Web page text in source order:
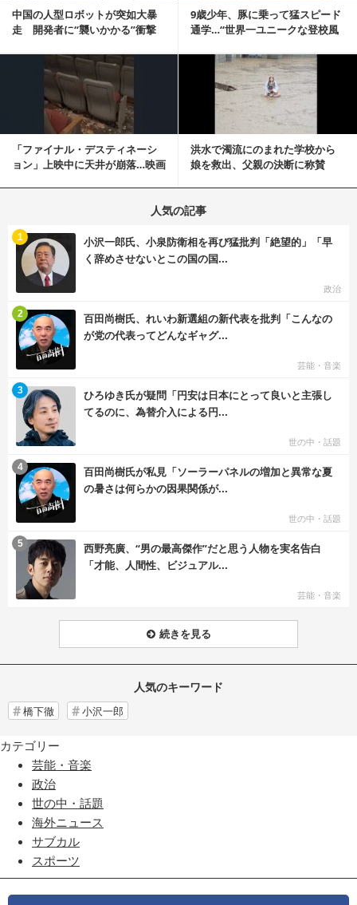
中国の人型ロボットが突如大暴
走 開発者に“襲いかかる”衝撃
9歳少年、豚に乗って猛スピード
通学…“世界一ユニークな登校風
「ファイナル・デスティネーシ
ョン」上映中に天井が崩落…映画
洪水で濁流にのまれた学校から
娘を救出、父親の決断に称賛
記事を読む
人気の記事
小沢一郎氏、小泉防衛相を再び猛批判「絶望的」「早
く辞めさせないとこの国の国...
政治
1
百田尚樹氏、れいわ新選組の新代表を批判「こんなの
が党の代表ってどんなギャグ...
芸能・音楽
2
ひろゆき氏が疑問「円安は日本にとって良いと主張し
てるのに、為替介入による円...
世の中・話題
3
百田尚樹氏が私見「ソーラーパネルの増加と異常な夏
の暑さは何らかの因果関係が...
世の中・話題
4
西野亮廣、“男の最高傑作”だと思う人物を実名告白
「才能、人間性、ビジュアル...
芸能・音楽
5
続きを見る
人気のキーワード
橋下徹 小沢一郎
カテゴリー
芸能・音楽
政治
世の中・話題
海外ニュース
サブカル
スポーツ